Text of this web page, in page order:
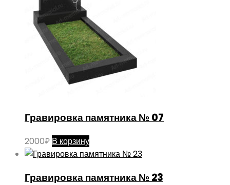
Гравировка памятника № 07
2000₽ В корзину
Гравировка памятника № 23